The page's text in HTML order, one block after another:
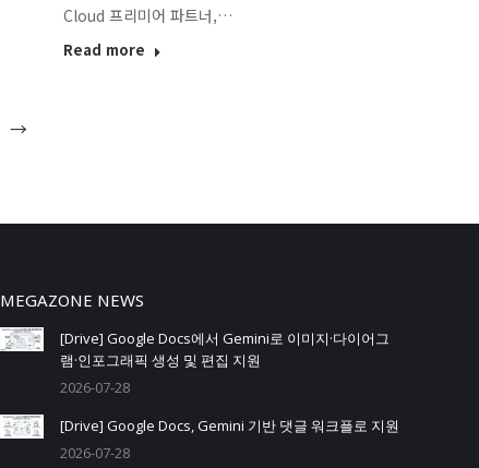
Cloud 프리미어 파트너,…
Read more
→
MEGAZONE NEWS
[Drive] Google Docs에서 Gemini로 이미지·다이어그
램·인포그래픽 생성 및 편집 지원
2026-07-28
[Drive] Google Docs, Gemini 기반 댓글 워크플로 지원
2026-07-28